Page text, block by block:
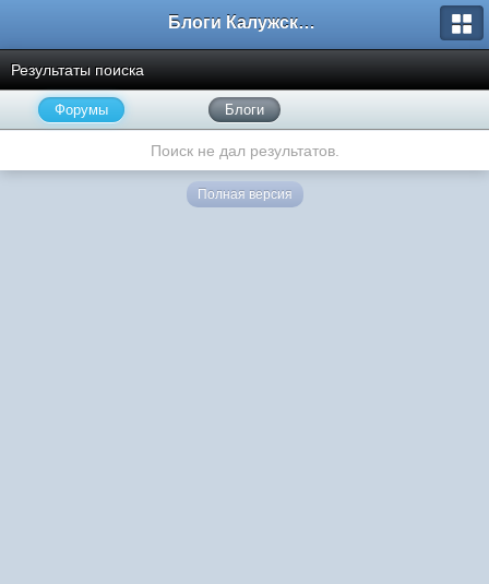
Блоги Калужского перекрестка
Результаты поиска
Форумы Блоги
Поиск не дал результатов.
Полная версия